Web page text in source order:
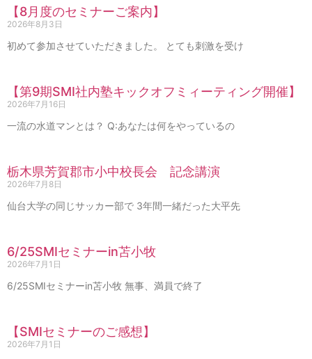
【8月度のセミナーご案内】
2026年8月3日
初めて参加させていただきました。 とても刺激を受け
【第9期SMI社内塾キックオフミィーティング開催】
2026年7月16日
一流の水道マンとは？ Q:あなたは何をやっているの
栃木県芳賀郡市小中校長会 記念講演
2026年7月8日
仙台大学の同じサッカー部で 3年間一緒だった大平先
6/25SMIセミナーin苫小牧
2026年7月1日
6/25SMIセミナーin苫小牧 無事、満員で終了
【SMIセミナーのご感想】
2026年7月1日